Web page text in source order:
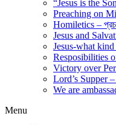
“Jesus is the
Preaching on
Homiletics –
Jesus and
Jesus-what kind
Resposibilities of
Victory over
Lord’s Supper
We are
Menu